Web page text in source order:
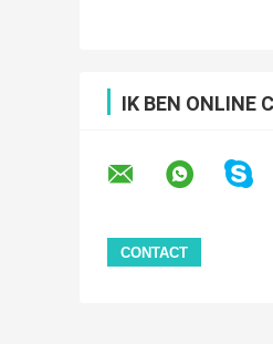
IK BEN ONLINE